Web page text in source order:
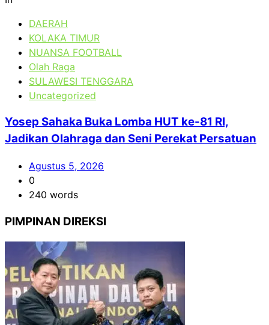
DAERAH
KOLAKA TIMUR
NUANSA FOOTBALL
Olah Raga
SULAWESI TENGGARA
Uncategorized
Yosep Sahaka Buka Lomba HUT ke-81 RI,
Jadikan Olahraga dan Seni Perekat Persatuan
Agustus 5, 2026
0
240 words
PIMPINAN DIREKSI